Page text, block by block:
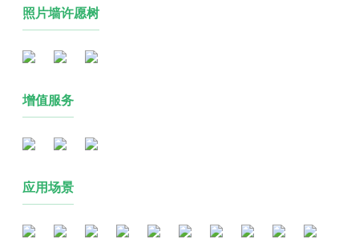
照片墙许愿树
增值服务
应用场景